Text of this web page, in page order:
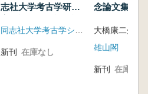
志社大学考古学研究
集
新刊 在庫なし
念論文集 陶
雄山閣
新刊 在庫なし